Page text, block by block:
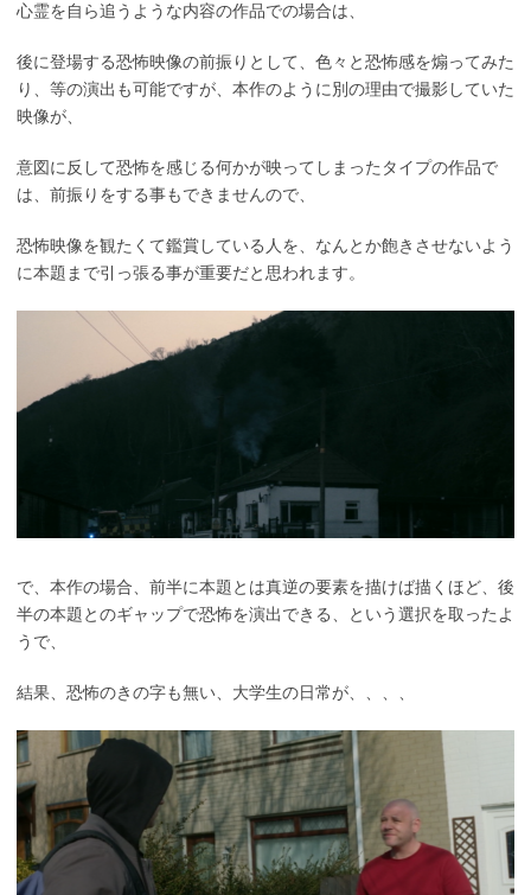
心霊を自ら追うような内容の作品での場合は、
後に登場する恐怖映像の前振りとして、色々と恐怖感を煽ってみた
り、等の演出も可能ですが、本作のように別の理由で撮影していた
映像が、
意図に反して恐怖を感じる何かが映ってしまったタイプの作品で
は、前振りをする事もできませんので、
恐怖映像を観たくて鑑賞している人を、なんとか飽きさせないよう
に本題まで引っ張る事が重要だと思われます。
で、本作の場合、前半に本題とは真逆の要素を描けば描くほど、後
半の本題とのギャップで恐怖を演出できる、という選択を取ったよ
うで、
結果、恐怖のきの字も無い、大学生の日常が、、、、